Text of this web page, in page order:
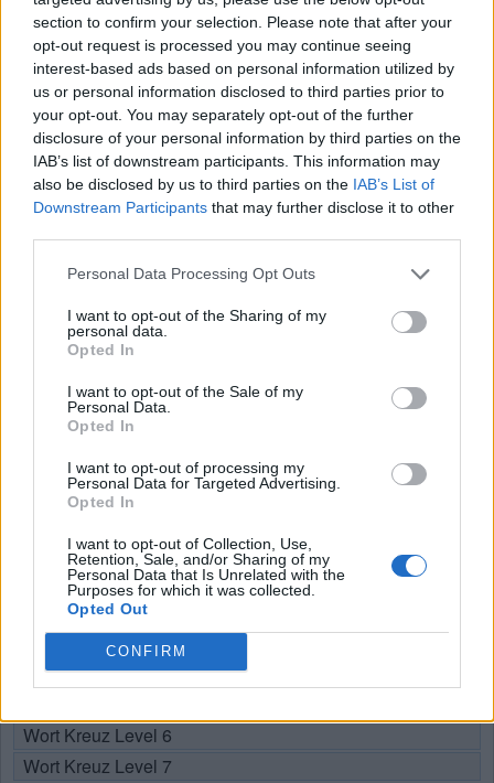
section to confirm your selection. Please note that after your
opt-out request is processed you may continue seeing
interest-based ads based on personal information utilized by
us or personal information disclosed to third parties prior to
your opt-out. You may separately opt-out of the further
disclosure of your personal information by third parties on the
IAB’s list of downstream participants. This information may
also be disclosed by us to third parties on the IAB’s List of
Downstream Participants that may further disclose it to other
Personal Data Processing Opt Outs
I want to opt-out of the Sharing of my
personal data.
Opted In
I want to opt-out of the Sale of my
Personal Data.
Opted In
I want to opt-out of processing my
Personal Data for Targeted Advertising.
Opted In
I want to opt-out of Collection, Use,
Retention, Sale, and/or Sharing of my
Personal Data that Is Unrelated with the
Purposes for which it was collected.
Opted Out
CONFIRM
mit Ihrer Freundesliste, mehr Spieler bedeutet mehr Umsatz
für den Entwickler, also helfen Sie ihm zu wachsen.
Suche nach Buchstaben.
Geben Sie alle Buchstaben
des Puzzles ein:
Suche
nach
Buchstaben.
Puzzles
Wählen Sie Ihr Puzzle aus:
Puzzle nicht gefunden.
Hier können Sie nach Ihrer Antwort anhand der
Levelnummer suchen, aber wir empfehlen Ihnen, die Suche
nach Buchstaben zu verwenden.
Wählen Sie Ihr Level:
Wort Kreuz Level 1
Wort Kreuz Level 2
Wort Kreuz Level 3
Wort Kreuz Level 4
Wort Kreuz Level 6
Wort Kreuz Level 7